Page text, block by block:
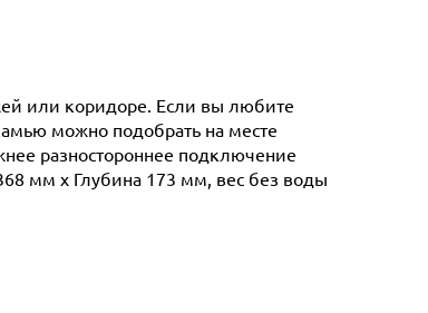
или коридоре. Если вы любите
можно подобрать на месте
разностороннее подключение
мм х Глубина 173 мм, вес без воды